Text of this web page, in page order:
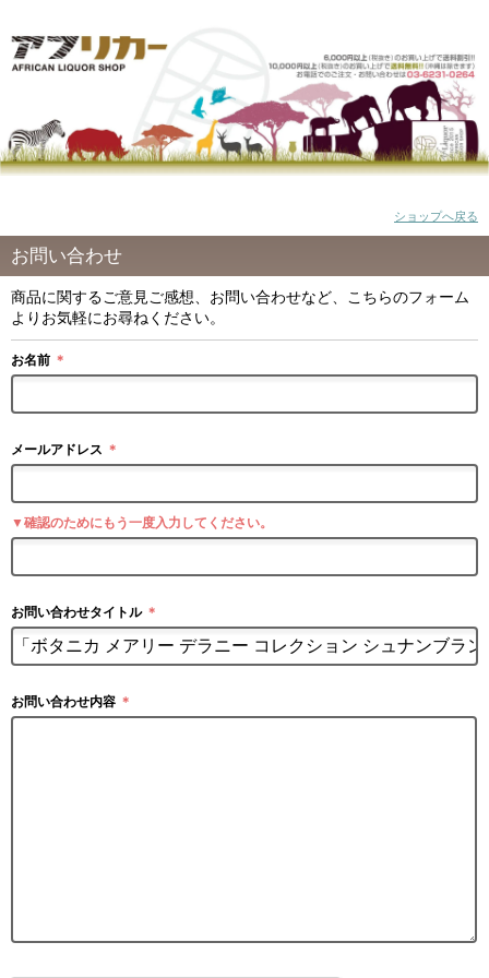
ショップへ戻る
お問い合わせ
商品に関するご意見ご感想、お問い合わせなど、こちらのフォーム
よりお気軽にお尋ねください。
お名前 ＊
メールアドレス ＊
▼確認のためにもう一度入力してください。
お問い合わせタイトル ＊
お問い合わせ内容 ＊